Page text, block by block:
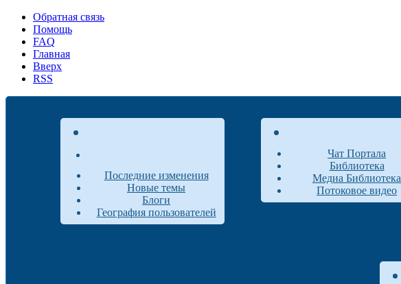
Обратная связь
Помощь
FAQ
Главная
Вверх
RSS
Последние изменения
Новые темы
Блоги
География пользователей
Чат Портала
Библиотека
Медиа Библиотека
Потоковое видео